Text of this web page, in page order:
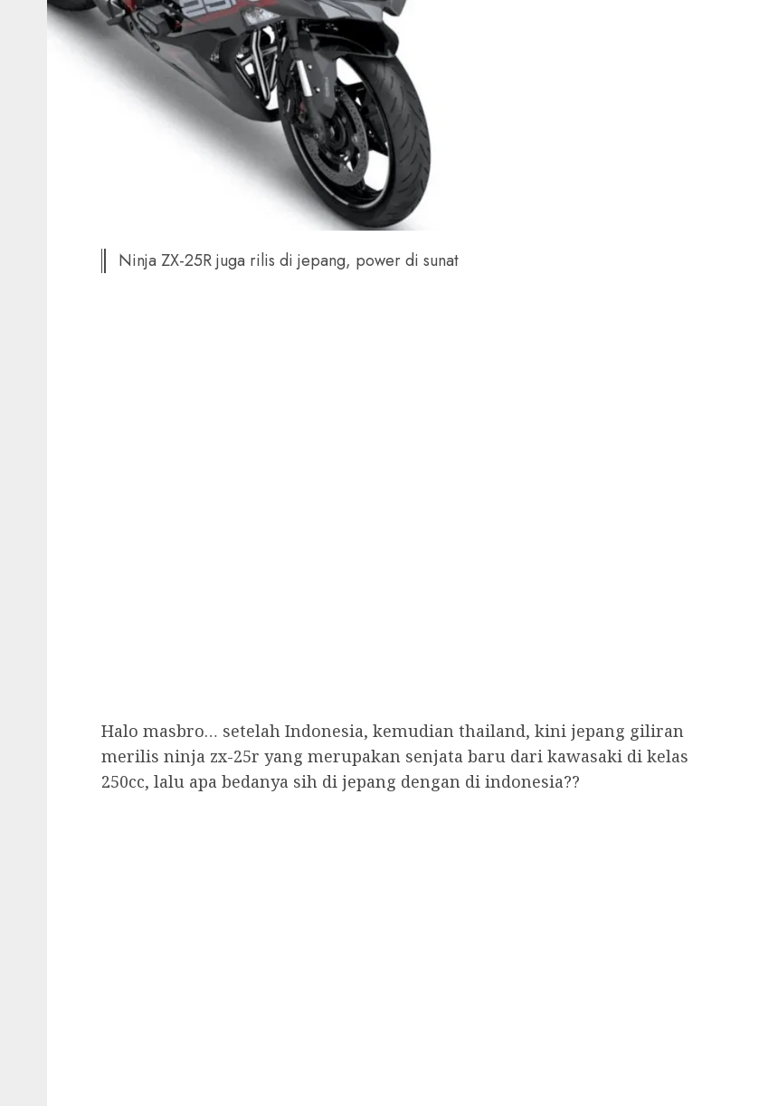
Ninja ZX-25R juga rilis di jepang, power di sunat
Halo masbro… setelah Indonesia, kemudian thailand, kini jepang giliran
merilis ninja zx-25r yang merupakan senjata baru dari kawasaki di kelas
250cc, lalu apa bedanya sih di jepang dengan di indonesia??